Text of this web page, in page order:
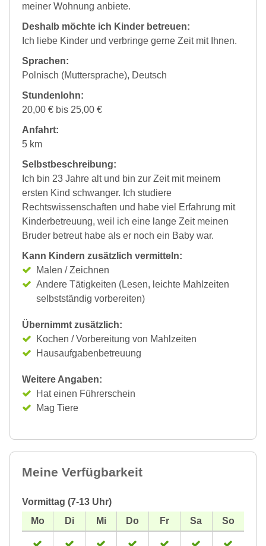
meiner Wohnung anbiete.
Deshalb möchte ich Kinder betreuen:
Ich liebe Kinder und verbringe gerne Zeit mit Ihnen.
Sprachen:
Polnisch (Muttersprache), Deutsch
Stundenlohn:
20,00 € bis 25,00 €
Anfahrt:
5 km
Selbstbeschreibung:
Ich bin 23 Jahre alt und bin zur Zeit mit meinem
ersten Kind schwanger. Ich studiere
Rechtswissenschaften und habe viel Erfahrung mit
Kinderbetreuung, weil ich eine lange Zeit meinen
Bruder betreut habe als er noch ein Baby war.
Kann Kindern zusätzlich vermitteln:
Malen / Zeichnen
Andere Tätigkeiten (Lesen, leichte Mahlzeiten
selbstständig vorbereiten)
Übernimmt zusätzlich:
Kochen / Vorbereitung von Mahlzeiten
Hausaufgabenbetreuung
Weitere Angaben:
Hat einen Führerschein
Mag Tiere
Meine Verfügbarkeit
Vormittag (7-13 Uhr)